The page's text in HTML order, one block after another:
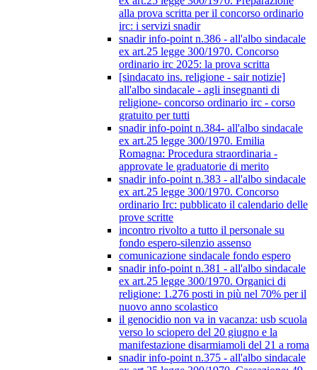
alla prova scritta per il concorso ordinario
irc: i servizi snadir
snadir info-point n.386 - all'albo sindacale
ex art.25 legge 300/1970. Concorso
ordinario irc 2025: la prova scritta
[sindacato ins. religione - sair notizie]
all'albo sindacale - agli insegnanti di
religione- concorso ordinario irc - corso
gratuito per tutti
snadir info-point n.384- all'albo sindacale
ex art.25 legge 300/1970. Emilia
Romagna: Procedura straordinaria -
approvate le graduatorie di merito
snadir info-point n.383 - all'albo sindacale
ex art.25 legge 300/1970. Concorso
ordinario Irc: pubblicato il calendario delle
prove scritte
incontro rivolto a tutto il personale su
fondo espero-silenzio assenso
comunicazione sindacale fondo espero
snadir info-point n.381 - all'albo sindacale
ex art.25 legge 300/1970. Organici di
religione: 1.276 posti in più nel 70% per il
nuovo anno scolastico
il genocidio non va in vacanza: usb scuola
verso lo sciopero del 20 giugno e la
manifestazione disarmiamoli del 21 a roma
snadir info-point n.375 - all'albo sindacale